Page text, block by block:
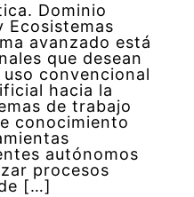
Dominio
Ecosistemas
avanzado está
que desean
convencional
hacia la
de trabajo
conocimiento
autónomos
procesos
[…]